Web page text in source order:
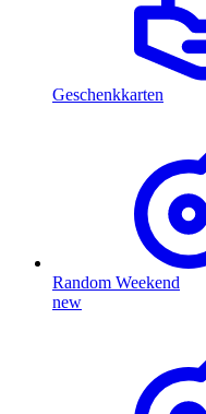
Geschenkkarten
Random Weekend
new